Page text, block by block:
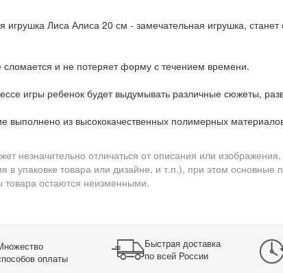
игрушка Лиса Алиса 20 см - замечательная игрушка,
и не потеряет форму с течением времени.
игры ребенок будет выдумывать различные сюжеты,
выполнено из высококачественных полимерных
незначительно отличаться от описания или
в упаковке товара или дизайне, и т.п.), при этом основные
товара остаются неизменными.
оплаты
Быстрая доставка
по всей России